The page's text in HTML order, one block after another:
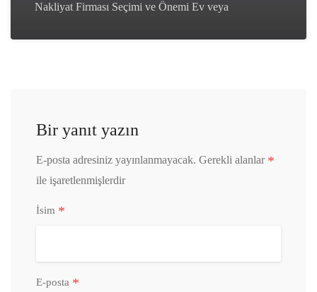
Nakliyat Firması Seçimi ve Önemi Ev veya
Bir yanıt yazın
E-posta adresiniz yayınlanmayacak. Gerekli alanlar *
ile işaretlenmişlerdir
İsim *
E-posta *